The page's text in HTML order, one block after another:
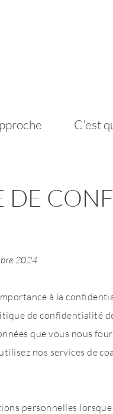
C'est
DE
2024
à la
de confidentialité
que vous nous
nos services de
personnelles